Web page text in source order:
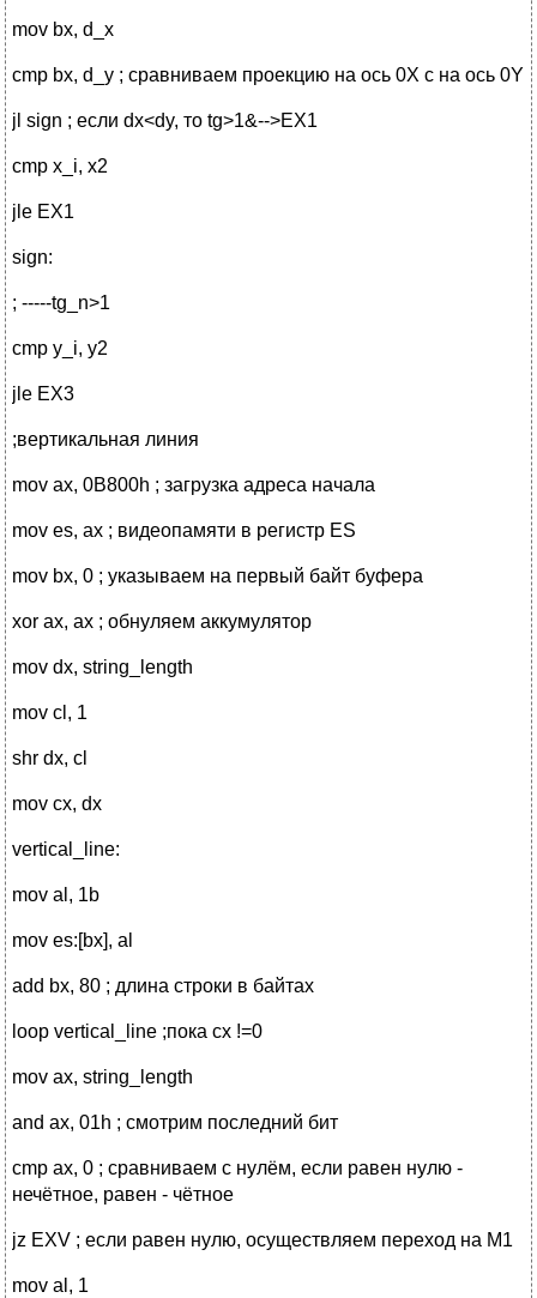
mov bx, d_x
cmp bx, d_y ; сравниваем проекцию на ось 0Х с на ось 0Y
jl sign ; если dx<dy, то tg>1&-->EX1
cmp x_i, x2
jle EX1
sign:
; -----tg_n>1
cmp y_i, y2
jle EX3
;вертикальная линия
mov ax, 0B800h ; загрузка адреса начала
mov es, ax ; видеопамяти в регистр ES
mov bx, 0 ; указываем на первый байт буфера
xor ax, ax ; обнуляем аккумулятор
mov dx, string_length
mov cl, 1
shr dx, cl
mov cx, dx
vertical_line:
mov al, 1b
mov es:[bx], al
add bx, 80 ; длина строки в байтах
loop vertical_line ;пока сх !=0
mov ax, string_length
and ax, 01h ; смотрим последний бит
cmp ax, 0 ; сравниваем с нулём, если равен нулю -
нечётное, равен - чётное
jz EXV ; если равен нулю, осуществляем переход на M1
mov al, 1